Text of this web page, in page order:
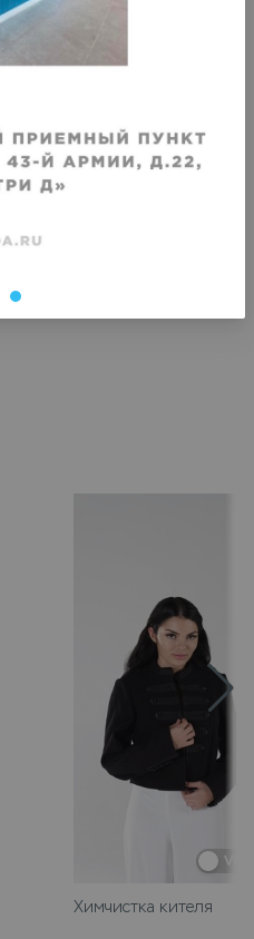
Химчистка летнего
коротким рукавом
VIP
Химчистка кителя